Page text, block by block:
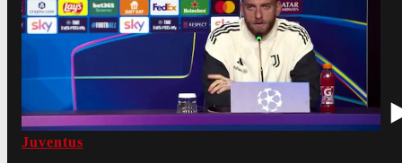
Juventus